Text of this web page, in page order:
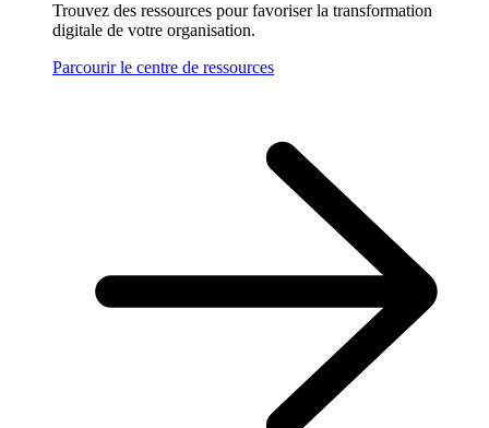
Trouvez des ressources pour favoriser la transformation
digitale de votre organisation.
Parcourir le centre de ressources